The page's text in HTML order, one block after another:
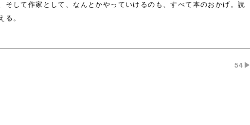
して作家として、なんとかやっていけるのも、すべて本のおかげ。読
る。
54▶︎